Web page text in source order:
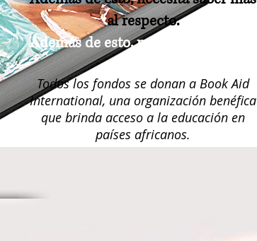
al respecto.
Además de esto, necesita saber más
al respecto.
Todos los fondos se donan a Book Aid
International, una organización benéfica
que brinda acceso a la educación en
países africanos.